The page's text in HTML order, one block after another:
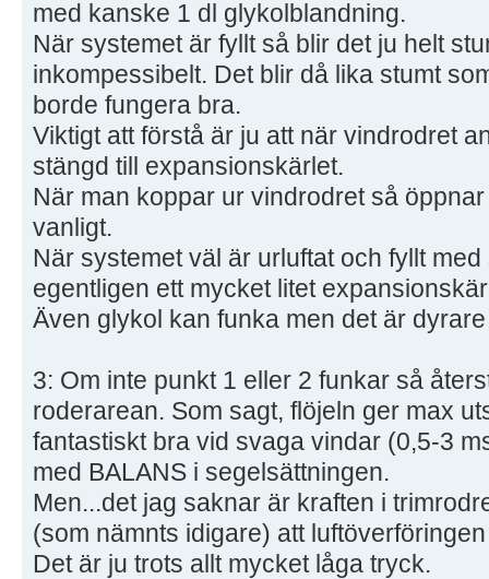
med kanske 1 dl glykolblandning.
När systemet är fyllt så blir det ju helt
inkompessibelt. Det blir då lika stumt
borde fungera bra.
Viktigt att förstå är ju att när vindrodret
stängd till expansionskärlet.
När man koppar ur vindrodret så
vanligt.
När systemet väl är urluftat och fyllt
egentligen ett mycket litet
Även glykol kan funka men det är
3: Om inte punkt 1 eller 2 funkar så
roderarean. Som sagt, flöjeln ger max
fantastiskt bra vid svaga vindar (0,5-3
med BALANS i segelsättningen.
Men...det jag saknar är kraften i
(som nämnts idigare) att
Det är ju trots allt mycket låga tryck.